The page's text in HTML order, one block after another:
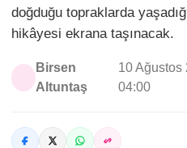
doğduğu topraklarda
hikâyesi ekrana taşınacak.
Birsen
Altuntaş
10 Ağustos
04:00